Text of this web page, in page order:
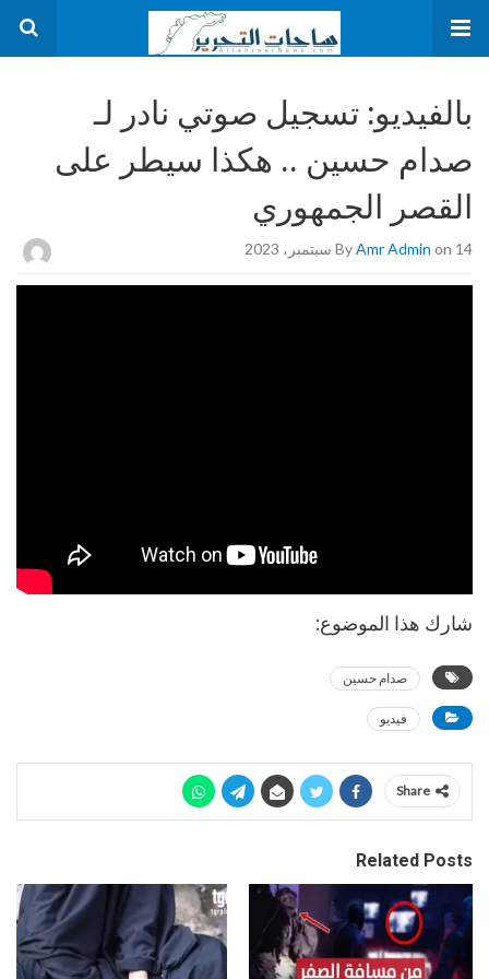
بالفيديو: تسجيل صوتي نادر لـ
صدام حسين .. هكذا سيطر على
القصر الجمهوري
ByAmr Admin on 14 سبتمبر، 2023
شارك هذا الموضوع:
صدام حسين
فيديو
Share
Related Posts